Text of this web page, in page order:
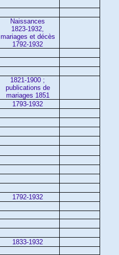
Naissances
1823-1932,
mariages et décès
1792-1932
1821-1900 ;
publications de
mariages 1851
1793-1932
1792-1932
1833-1932